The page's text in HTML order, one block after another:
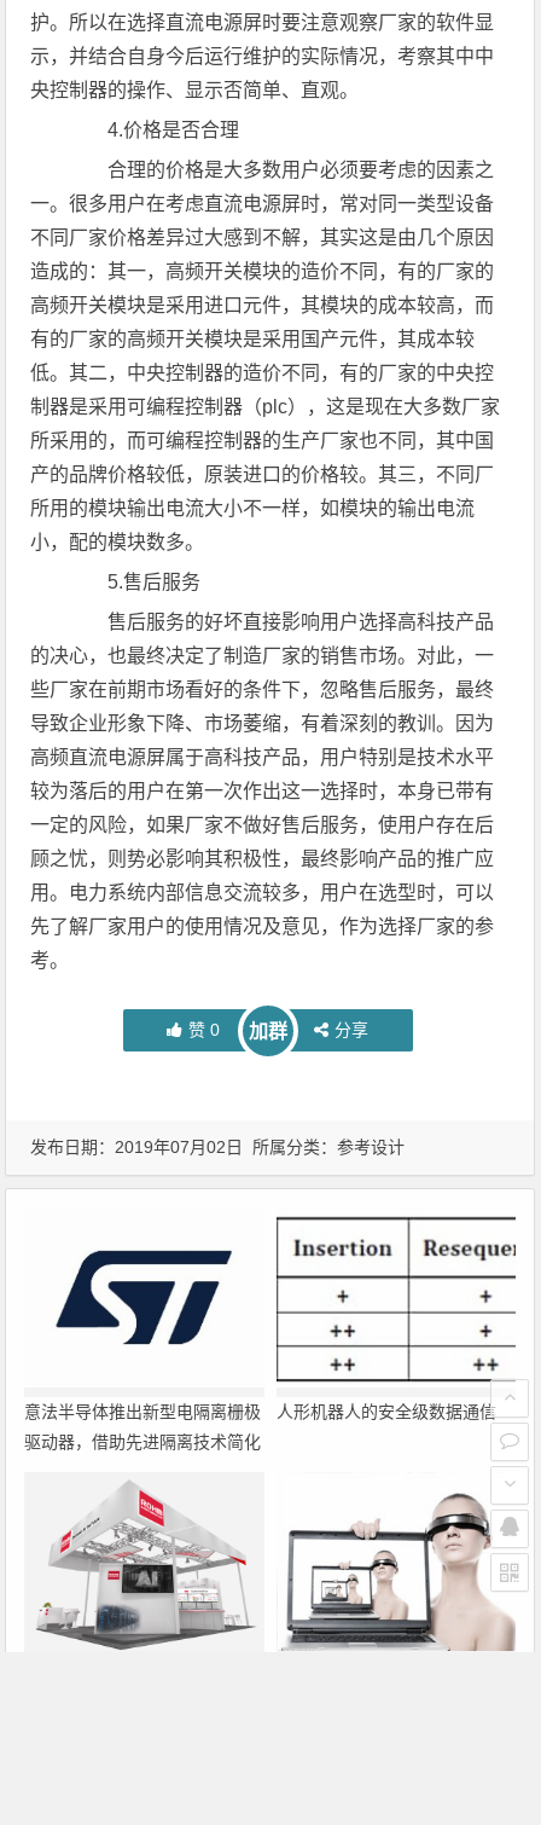
护。所以在选择直流电源屏时要注意观察厂家的软件显
示，并结合自身今后运行维护的实际情况，考察其中中
央控制器的操作、显示否简单、直观。
4.价格是否合理
合理的价格是大多数用户必须要考虑的因素之
一。很多用户在考虑直流电源屏时，常对同一类型设备
不同厂家价格差异过大感到不解，其实这是由几个原因
造成的：其一，高频开关模块的造价不同，有的厂家的
高频开关模块是采用进口元件，其模块的成本较高，而
有的厂家的高频开关模块是采用国产元件，其成本较
低。其二，中央控制器的造价不同，有的厂家的中央控
制器是采用可编程控制器（plc），这是现在大多数厂家
所采用的，而可编程控制器的生产厂家也不同，其中国
产的品牌价格较低，原装进口的价格较。其三，不同厂
所用的模块输出电流大小不一样，如模块的输出电流
小，配的模块数多。
5.售后服务
售后服务的好坏直接影响用户选择高科技产品
的决心，也最终决定了制造厂家的销售市场。对此，一
些厂家在前期市场看好的条件下，忽略售后服务，最终
导致企业形象下降、市场萎缩，有着深刻的教训。因为
高频直流电源屏属于高科技产品，用户特别是技术水平
较为落后的用户在第一次作出这一选择时，本身已带有
一定的风险，如果厂家不做好售后服务，使用户存在后
顾之忧，则势必影响其积极性，最终影响产品的推广应
用。电力系统内部信息交流较多，用户在选型时，可以
先了解厂家用户的使用情况及意见，作为选择厂家的参
考。
赞 0 加群 分享
发布日期：2019年07月02日 所属分类：参考设计
意法半导体推出新型电隔离栅极
驱动器，借助先进隔离技术简化
人形机器人的安全级数据通信